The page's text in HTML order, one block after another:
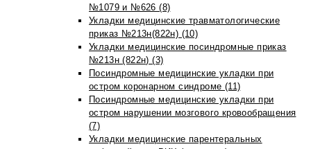
№1079 и №626 (8)
Укладки медицинские травматологические
приказ №213н(822н) (10)
Укладки медицинские посиндромные приказ
№213н (822н) (3)
Посиндромные медицинские укладки при
остром коронарном синдроме (11)
Посиндромные медицинские укладки при
остром нарушении мозгового кровообращения
(7)
Укладки медицинские парентеральных